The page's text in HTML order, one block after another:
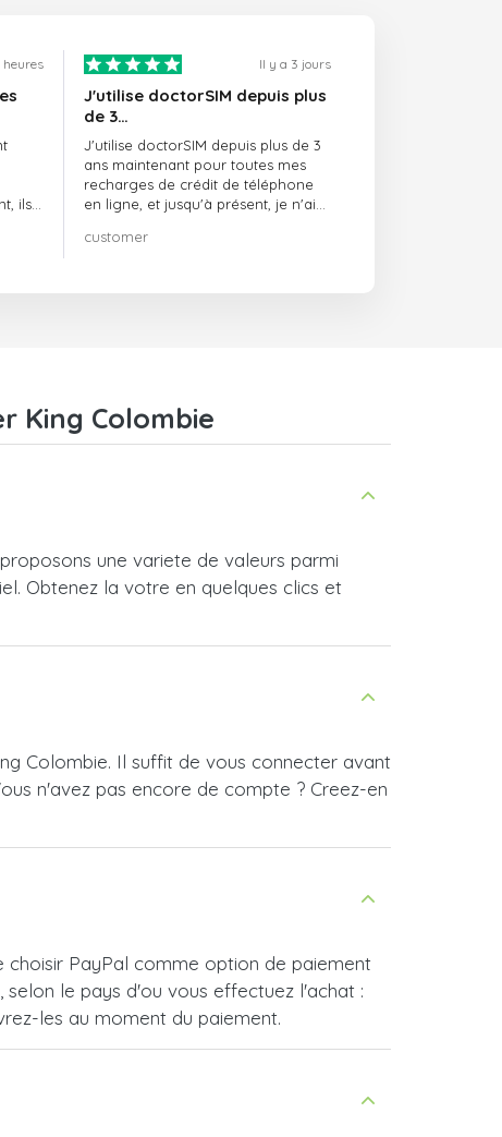
heures
ils
Il y a 3 jours
J'utilise doctorSIM depuis plus
de 3…
J'utilise doctorSIM depuis plus de 3
ans maintenant pour toutes mes
recharges de crédit de téléphone
en ligne, et jusqu'à présent, je n'ai
vivement !!!
customer
King Colombie
une variete de valeurs parmi
Obtenez la votre en quelques clics et
Colombie. Il suffit de vous connecter avant
n'avez pas encore de compte ? Creez-en
choisir PayPal comme option de paiement
le pays d'ou vous effectuez l'achat :
les au moment du paiement.